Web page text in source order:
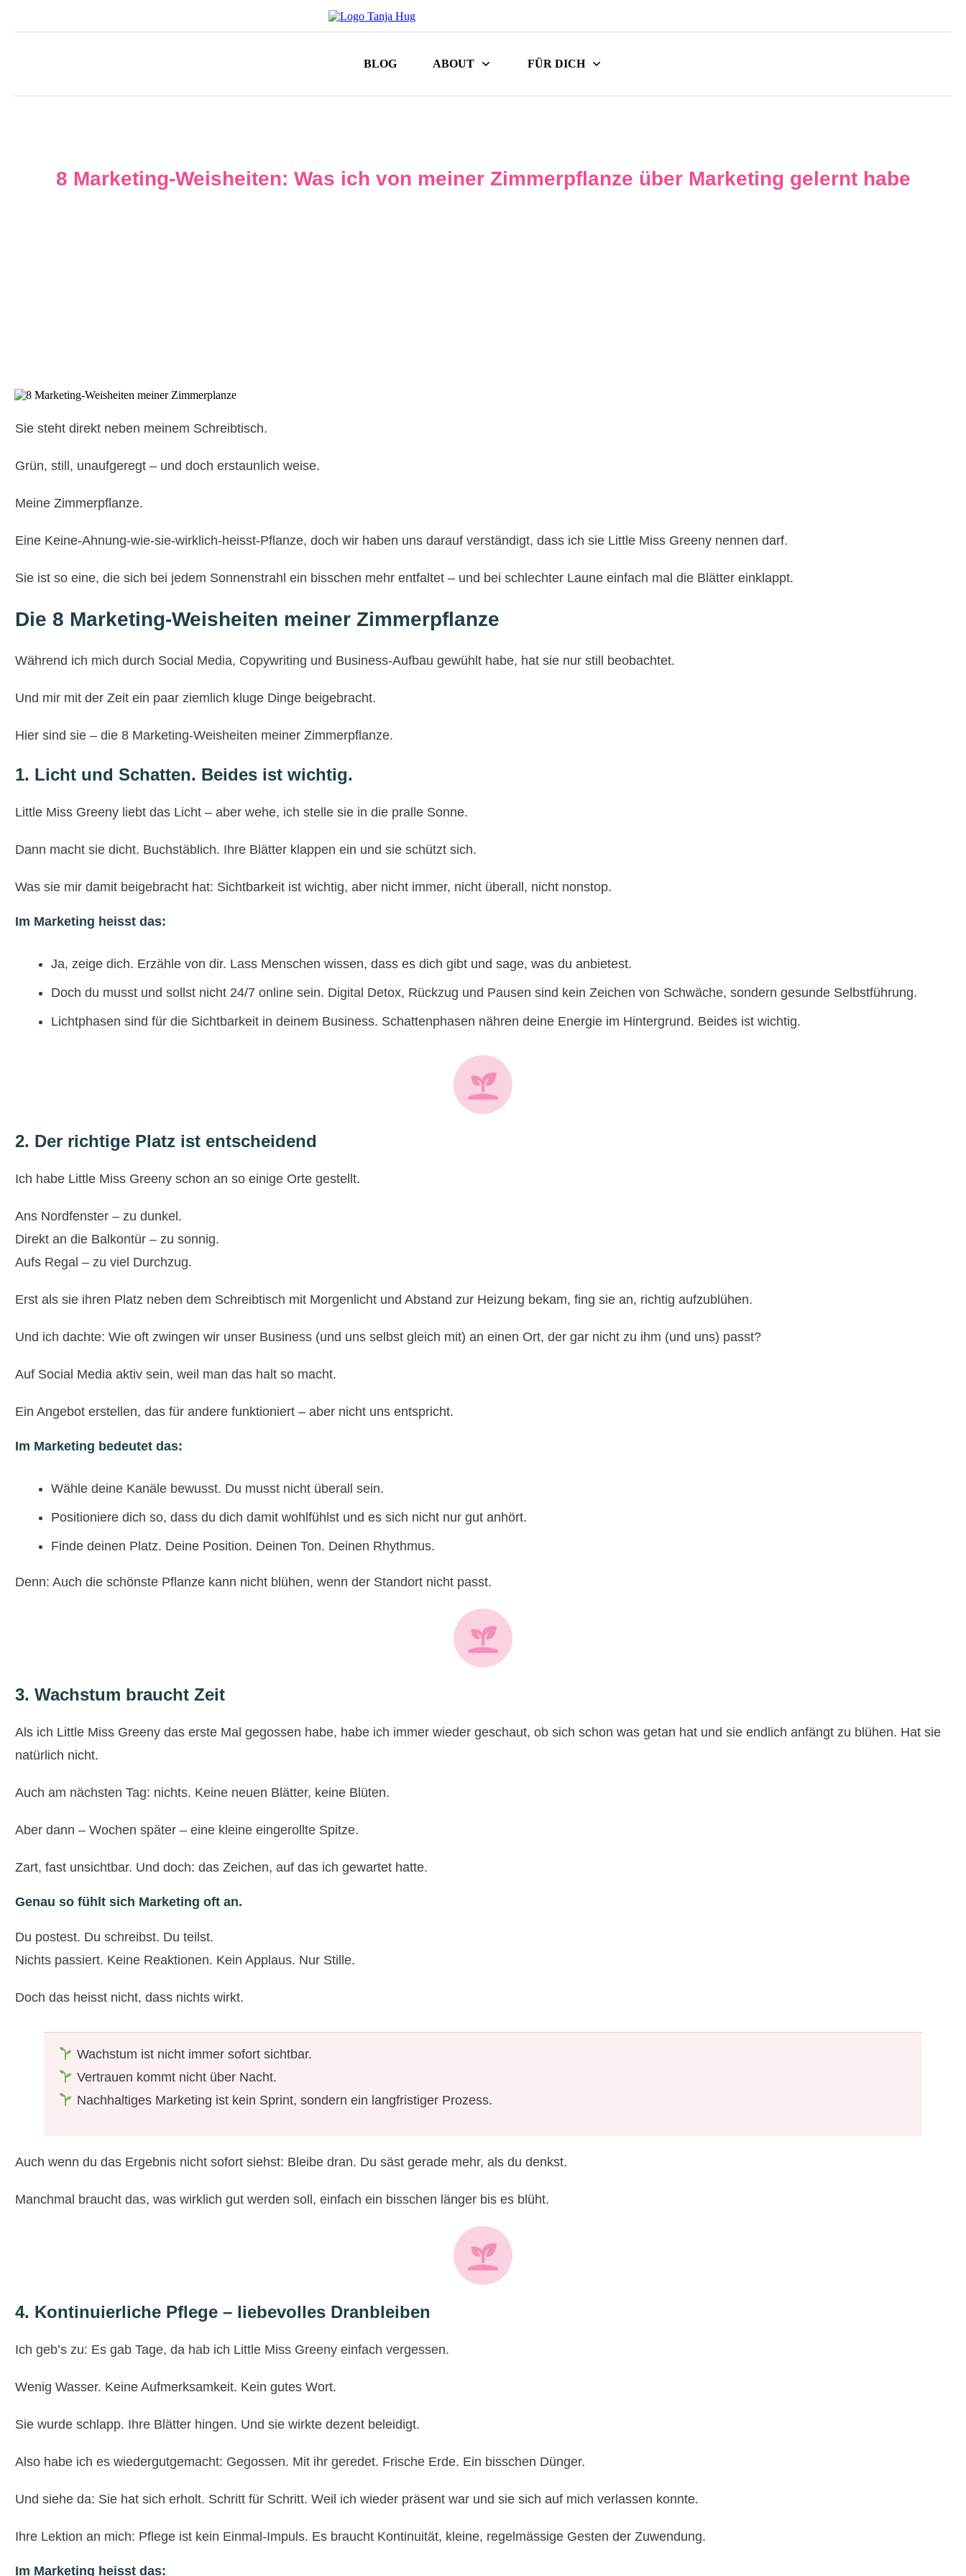
BLOG ABOUT FÜR DICH
8 Marketing-Weisheiten: Was ich von meiner Zimmerpflanze über Marketing gelernt habe
Sie steht direkt neben meinem Schreibtisch.
Grün, still, unaufgeregt – und doch erstaunlich weise.
Meine Zimmerpflanze.
Eine Keine-Ahnung-wie-sie-wirklich-heisst-Pflanze, doch wir haben uns darauf verständigt, dass ich sie Little Miss Greeny nennen darf.
Sie ist so eine, die sich bei jedem Sonnenstrahl ein bisschen mehr entfaltet – und bei schlechter Laune einfach mal die Blätter einklappt.
Die 8 Marketing-Weisheiten meiner Zimmerpflanze
Während ich mich durch Social Media, Copywriting und Business-Aufbau gewühlt habe, hat sie nur still beobachtet.
Und mir mit der Zeit ein paar ziemlich kluge Dinge beigebracht.
Hier sind sie – die 8 Marketing-Weisheiten meiner Zimmerpflanze.
1. Licht und Schatten. Beides ist wichtig.
Little Miss Greeny liebt das Licht – aber wehe, ich stelle sie in die pralle Sonne.
Dann macht sie dicht. Buchstäblich. Ihre Blätter klappen ein und sie schützt sich.
Was sie mir damit beigebracht hat: Sichtbarkeit ist wichtig, aber nicht immer, nicht überall, nicht nonstop.
Im Marketing heisst das:
Ja, zeige dich. Erzähle von dir. Lass Menschen wissen, dass es dich gibt und sage, was du anbietest.
Doch du musst und sollst nicht 24/7 online sein. Digital Detox, Rückzug und Pausen sind kein Zeichen von Schwäche, sondern gesunde Selbstführung.
Lichtphasen sind für die Sichtbarkeit in deinem Business. Schattenphasen nähren deine Energie im Hintergrund. Beides ist wichtig.
2. Der richtige Platz ist entscheidend
Ich habe Little Miss Greeny schon an so einige Orte gestellt.
Ans Nordfenster – zu dunkel.
Direkt an die Balkontür – zu sonnig.
Aufs Regal – zu viel Durchzug.
Erst als sie ihren Platz neben dem Schreibtisch mit Morgenlicht und Abstand zur Heizung bekam, fing sie an, richtig aufzublühen.
Und ich dachte: Wie oft zwingen wir unser Business (und uns selbst gleich mit) an einen Ort, der gar nicht zu ihm (und uns) passt?
Auf Social Media aktiv sein, weil man das halt so macht.
Ein Angebot erstellen, das für andere funktioniert – aber nicht uns entspricht.
Im Marketing bedeutet das:
Wähle deine Kanäle bewusst. Du musst nicht überall sein.
Positioniere dich so, dass du dich damit wohlfühlst und es sich nicht nur gut anhört.
Finde deinen Platz. Deine Position. Deinen Ton. Deinen Rhythmus.
Denn: Auch die schönste Pflanze kann nicht blühen, wenn der Standort nicht passt.
3. Wachstum braucht Zeit
Als ich Little Miss Greeny das erste Mal gegossen habe, habe ich immer wieder geschaut, ob sich schon was getan hat und sie endlich anfängt zu blühen. Hat sie
natürlich nicht.
Auch am nächsten Tag: nichts. Keine neuen Blätter, keine Blüten.
Aber dann – Wochen später – eine kleine eingerollte Spitze.
Zart, fast unsichtbar. Und doch: das Zeichen, auf das ich gewartet hatte.
Genau so fühlt sich Marketing oft an.
Du postest. Du schreibst. Du teilst.
Nichts passiert. Keine Reaktionen. Kein Applaus. Nur Stille.
Doch das heisst nicht, dass nichts wirkt.
Wachstum ist nicht immer sofort sichtbar.
Vertrauen kommt nicht über Nacht.
Nachhaltiges Marketing ist kein Sprint, sondern ein langfristiger Prozess.
Auch wenn du das Ergebnis nicht sofort siehst: Bleibe dran. Du säst gerade mehr, als du denkst.
Manchmal braucht das, was wirklich gut werden soll, einfach ein bisschen länger bis es blüht.
4. Kontinuierliche Pflege – liebevolles Dranbleiben
Ich geb’s zu: Es gab Tage, da hab ich Little Miss Greeny einfach vergessen.
Wenig Wasser. Keine Aufmerksamkeit. Kein gutes Wort.
Sie wurde schlapp. Ihre Blätter hingen. Und sie wirkte dezent beleidigt.
Also habe ich es wiedergutgemacht: Gegossen. Mit ihr geredet. Frische Erde. Ein bisschen Dünger.
Und siehe da: Sie hat sich erholt. Schritt für Schritt. Weil ich wieder präsent war und sie sich auf mich verlassen konnte.
Ihre Lektion an mich: Pflege ist kein Einmal-Impuls. Es braucht Kontinuität, kleine, regelmässige Gesten der Zuwendung.
Im Marketing heisst das: